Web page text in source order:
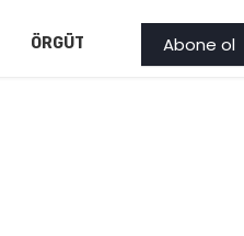
ÖRGÜTLER PROJE
Abone ol